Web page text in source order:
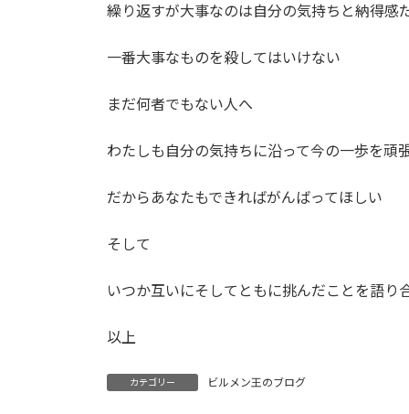
繰り返すが大事なのは自分の気持ちと納得感
一番大事なものを殺してはいけない
まだ何者でもない人へ
わたしも自分の気持ちに沿って今の一歩を頑
だからあなたもできればがんばってほしい
そして
いつか互いにそしてともに挑んだことを語り
以上
カテゴリー ビルメン王のブログ